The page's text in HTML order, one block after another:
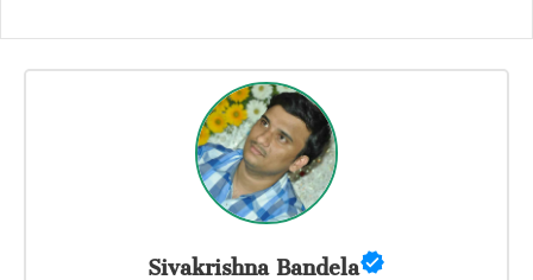
Sivakrishna Bandela